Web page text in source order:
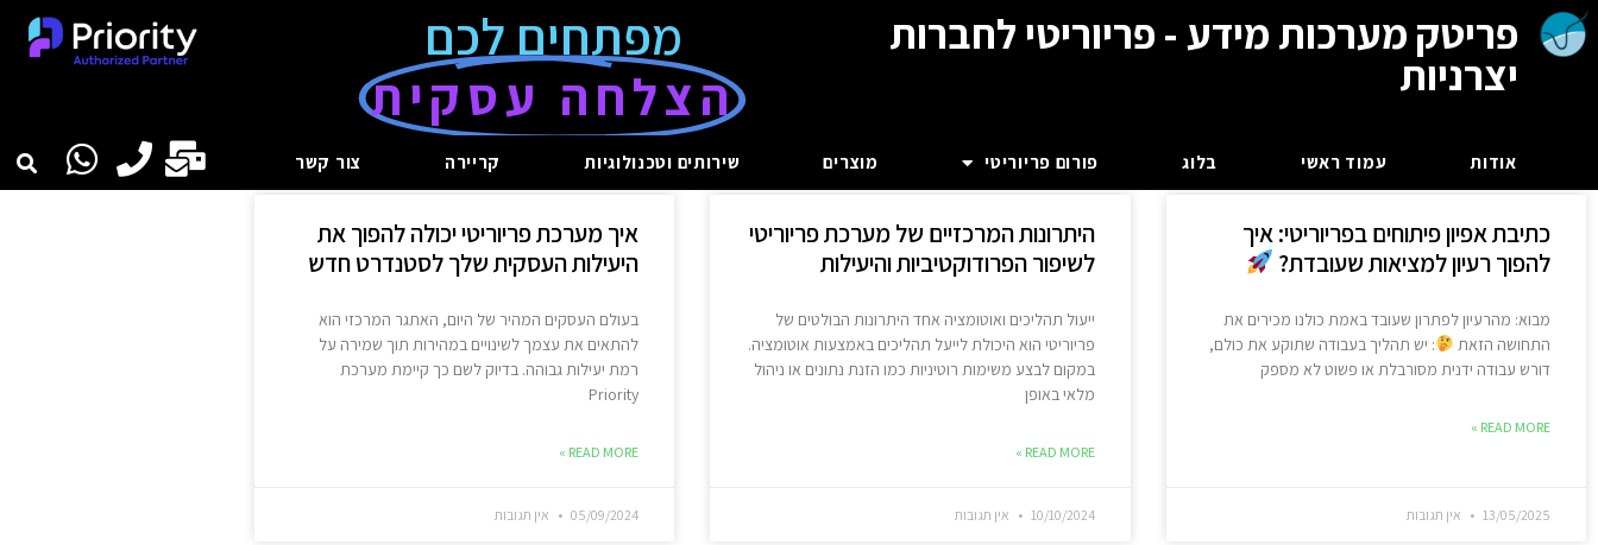
פריטק מערכות מידע - פריוריטי לחברות
יצרניות
מפתחים לכם
הצלחה עסקית
אודות עמוד ראשי בלוג פורום פריוריטי מוצרים שירותים וטכנולוגיות קריירה צור קשר
כתיבת אפיון פיתוחים בפריוריטי: איך
להפוך רעיון למציאות שעובדת?
מבוא: מהרעיון לפתרון שעובד באמת כולנו מכירים את
התחושה הזאת
: יש תהליך בעבודה שתוקע את כולם,
דורש עבודה ידנית מסורבלת או פשוט לא מספק
READ MORE »
13/05/2025 אין תגובות
היתרונות המרכזיים של מערכת פריוריטי
לשיפור הפרודוקטיביות והיעילות
ייעול תהליכים ואוטומציה אחד היתרונות הבולטים של
פריוריטי הוא היכולת לייעל תהליכים באמצעות אוטומציה.
במקום לבצע משימות רוטיניות כמו הזנת נתונים או ניהול
מלאי באופן
READ MORE »
10/10/2024 אין תגובות
איך מערכת פריוריטי יכולה להפוך את
היעילות העסקית שלך לסטנדרט חדש
בעולם העסקים המהיר של היום, האתגר המרכזי הוא
להתאים את עצמך לשינויים במהירות תוך שמירה על
רמת יעילות גבוהה. בדיוק לשם כך קיימת מערכת
Priority
READ MORE »
05/09/2024 אין תגובות